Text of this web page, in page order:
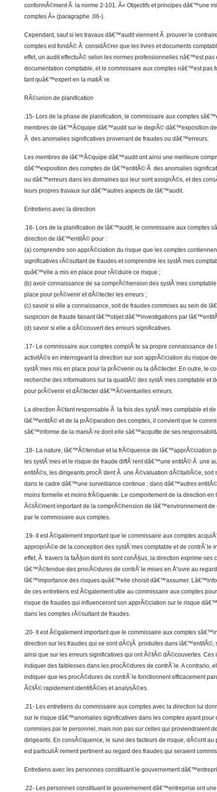
conformÃ©ment Ã la norme 2-101. Â« Objectifs et principes dâ€™une
comptes Â» (paragraphe .06-).
Cependant, sauf si les travaux dâ€™audit viennent Ã prouver le
comptes est fondÃ© Ã considÃ©rer que les livres et documents
effet, un audit effectuÃ© selon les normes professionnelles nâ€™est
documentation comptable, et le commissaire aux comptes nâ€™est pas
tant quâ€™expert en la matiÃ¨re.
RÃ©union de planification
.15- Lors de la phase de planification, le commissaire aux comptes
membres de lâ€™Ã©quipe dâ€™audit sur le degrÃ© dâ€™exposition
Ã des anomalies significatives provenant de fraudes ou dâ€™erreurs.
Les membres de lâ€™Ã©quipe dâ€™audit ont ainsi une meilleure
dâ€™exposition des comptes de lâ€™entitÃ© Ã des anomalies
ou dâ€™erreurs dans les domaines qui leur sont assignÃ©s, et des
leurs propres travaux sur dâ€™autres aspects de lâ€™audit.
Entretiens avec la direction
.16- Lors de la planification de lâ€™audit, le commissaire aux comptes
direction de lâ€™entitÃ© pour :
(a) comprendre son apprÃ©ciation du risque que les comptes
significatives rÃ©sultant de fraudes et comprendre les systÃ¨mes
quâ€™elle a mis en place pour rÃ©duire ce risque ;
(b) avoir connaissance de sa comprÃ©hension des systÃ¨mes
place pour prÃ©venir et dÃ©tecter les erreurs ;
(c) savoir si elle a connaissance, soit de fraudes commises au sein de
suspicion de fraude faisant lâ€™objet dâ€™investigations par
(d) savoir si elle a dÃ©couvert des erreurs significatives.
.17- Le commissaire aux comptes complÃ¨te sa propre connaissance
activitÃ©s en interrogeant la direction sur son apprÃ©ciation du risque
systÃ¨mes mis en place pour la prÃ©venir ou la dÃ©tecter. En outre, le
recherche des informations sur la qualitÃ© des systÃ¨mes comptable et
pour prÃ©venir et dÃ©tecter dâ€™Ã©ventuelles erreurs.
La direction Ã©tant responsable Ã la fois des systÃ¨mes comptable et
lâ€™entitÃ© et de la prÃ©paration des comptes, il convient que le
sâ€™informe de la maniÃ¨re dont elle sâ€™acquitte de ses
.18- La nature, lâ€™Ã©tendue et la frÃ©quence de lâ€™apprÃ©ciation
les systÃ¨mes et le risque de fraude diffÃ¨rent dâ€™une entitÃ© Ã une
entitÃ©s, les dirigeants procÃ¨dent Ã une Ã©valuation dÃ©taillÃ©e, soit
dans le cadre dâ€™une surveillance continue ; dans dâ€™autres
moins formelle et moins frÃ©quente. Le comportement de la direction en
Ã©lÃ©ment important de la comprÃ©hension de lâ€™environnement
par le commissaire aux comptes.
.19- Il est Ã©galement important que le commissaire aux comptes
appropriÃ©e de la conception des systÃ¨mes comptable et de
effet, Ã travers la faÃ§on dont ils sont conÃ§us, la direction exprime ses
lâ€™Ã©tendue des procÃ©dures de contrÃ´le mises en Å“uvre au
lâ€™importance des risques quâ€™elle choisit dâ€™assumer.
de ces entretiens est Ã©galement utile au commissaire aux comptes
risque de fraudes qui influenceront son apprÃ©ciation sur le risque
dans les comptes rÃ©sultant de fraudes.
.20- Il est Ã©galement important que le commissaire aux comptes
direction sur les fraudes qui se sont dÃ©jÃ produites dans lâ€™entitÃ©,
ainsi que sur les erreurs significatives qui ont Ã©tÃ© dÃ©couvertes. Ces
indiquer des faiblesses dans les procÃ©dures de contrÃ´le. A contrario,
indiquer que les procÃ©dures de contrÃ´le fonctionnent efficacement
Ã©tÃ© rapidement identifiÃ©es et analysÃ©es.
.21- Les entretiens du commissaire aux comptes avec la direction lui
sur le risque dâ€™anomalies significatives dans les comptes ayant pour
commises par le personnel, mais non pas sur celles qui proviendraient
dirigeants. En consÃ©quence, le suivi des facteurs de risque, dÃ©crit au
est particuliÃ¨rement pertinent au regard des fraudes qui seraient
Entretiens avec les personnes constituant le gouvernement
.22- Les personnes constituant le gouvernement dâ€™entreprise ont